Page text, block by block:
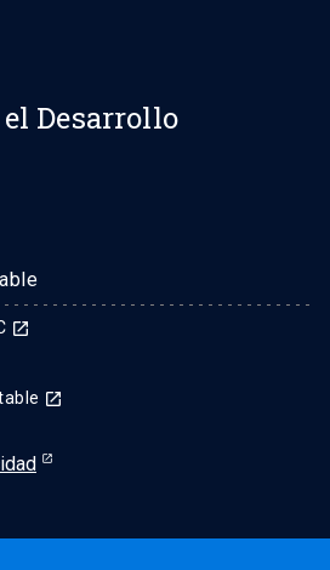
Desarrollo
launch
launch